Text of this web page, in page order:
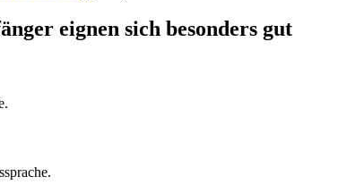
eignen sich besonders gut